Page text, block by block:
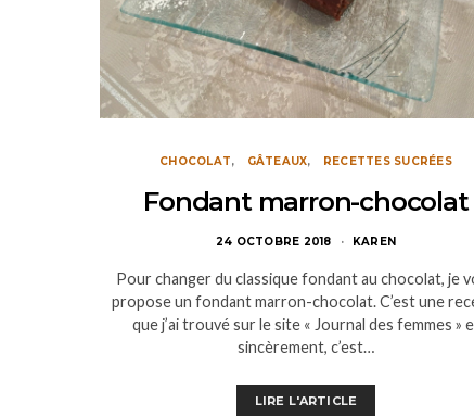
CHOCOLAT GÂTEAUX RECETTES SUCRÉES
Fondant marron-chocolat
24 OCTOBRE 2018 KAREN
Pour changer du classique fondant au chocolat, je
propose un fondant marron-chocolat. C’est une
que j’ai trouvé sur le site « Journal des femmes »
sincèrement, c’est…
LIRE L'ARTICLE